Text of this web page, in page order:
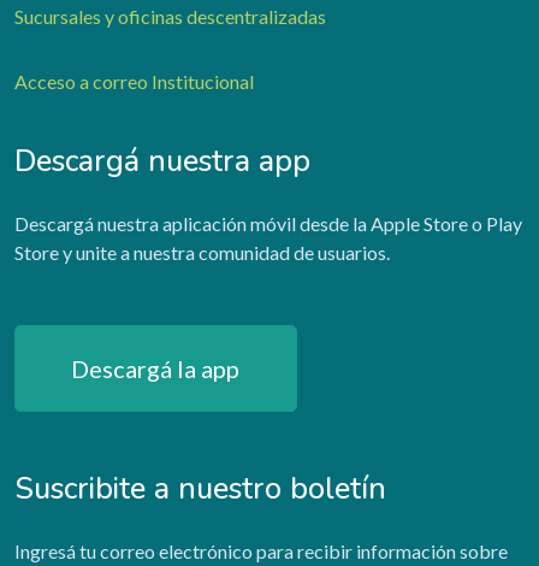
Sucursales y oficinas descentralizadas
Acceso a correo Institucional
Descargá nuestra app
Descargá nuestra aplicación móvil desde la Apple Store o Play
Store y unite a nuestra comunidad de usuarios.
Descargá la app
Suscribite a nuestro boletín
Ingresá tu correo electrónico para recibir información sobre